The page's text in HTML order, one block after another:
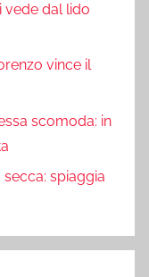
vede dal lido
vince il
scomoda: in
spiaggia